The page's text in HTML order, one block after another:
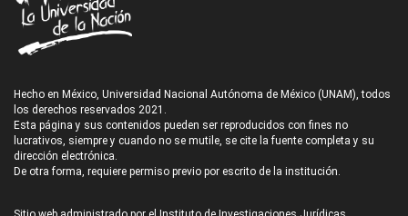
Hecho en México, Universidad Nacional Autónoma de México (UNAM), todos
los derechos reservados 2021.
Esta página y sus contenidos pueden ser reproducidos con fines no
lucrativos, siempre y cuando no se mutile, se cite la fuente completa y su
dirección electrónica.
De otra forma, requiere permiso previo por escrito de la institución.